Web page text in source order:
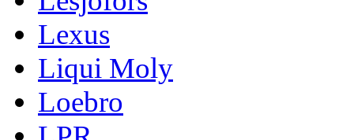
Lexus
Liqui Moly
Loebro